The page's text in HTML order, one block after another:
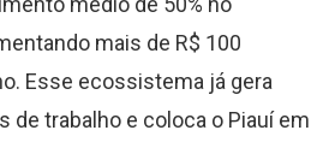
mais de R$ 100
Esse ecossistema já gera
de trabalho e coloca o Piauí em